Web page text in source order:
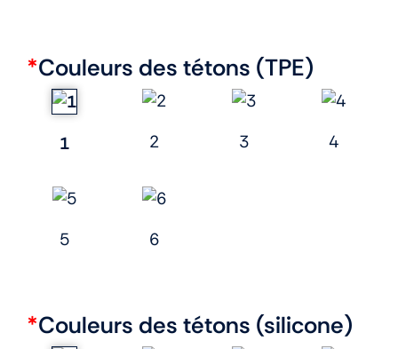
*Couleurs des tétons (TPE)
1 2 3 4
5 6
*Couleurs des tétons (silicone)